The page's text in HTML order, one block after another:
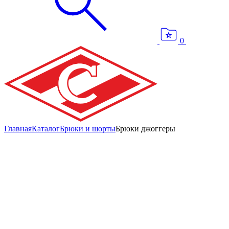
0
ГлавнаяКаталогБрюки и шортыБрюки джоггеры